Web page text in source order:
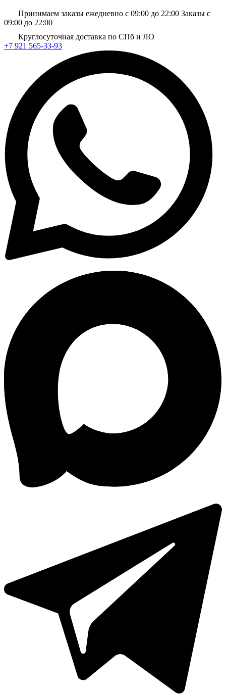
Принимаем заказы ежедневно с 09:00 до 22:00 Заказы с
09:00 до 22:00
Круглосуточная доставка по СПб и ЛО
+7 921 565-33-93